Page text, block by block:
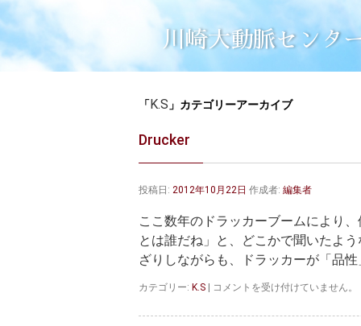
川崎大動脈センタ
「K.S 」カテゴリーアーカイブ
Drucker
投稿日: 2012年10月22日 作成者: 編集者
ここ数年のドラッカーブームにより
とは誰だね」と、どこかで聞いたよ
ざりしながらも、ドラッカーが「品性
カテゴリー: K.S
Drucker
コメントを受け付けていません。